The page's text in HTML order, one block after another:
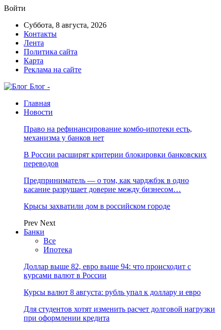
Войти
Суббота, 8 августа, 2026
Контакты
Лента
Политика сайта
Карта
Реклама на сайте
Блог -
Главная
Новости
Право на рефинансирование комбо-ипотеки есть,
механизма у банков нет
В России расширят критерии блокировки банковских
переводов
Предприниматель — о том, как чарджбэк в одно
касание разрушает доверие между бизнесом…
Крысы захватили дом в российском городе
Prev Next
Банки
Все
Ипотека
Доллар выше 82, евро выше 94: что происходит с
курсами валют в России
Курсы валют 8 августа: рубль упал к доллару и евро
Для студентов хотят изменить расчет долговой нагрузки
при оформлении кредита